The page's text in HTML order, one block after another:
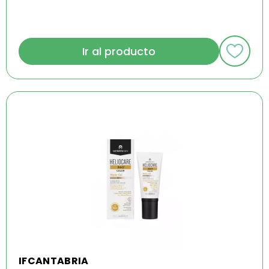
Ir al producto
IFCANTABRIA